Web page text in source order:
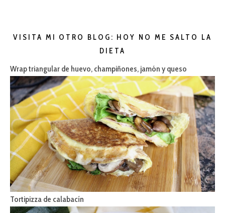
VISITA MI OTRO BLOG: HOY NO ME SALTO LA
DIETA
Wrap triangular de huevo, champiñones, jamón y queso
Tortipizza de calabacín